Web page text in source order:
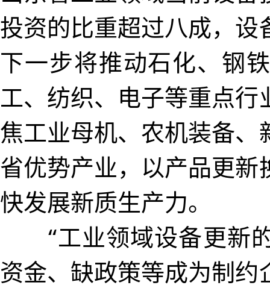
投资的比重超过八成，
下一步将推动石化、钢
工、纺织、电子等重点
焦工业母机、农机装备
省优势产业，以产品更
快发展新质生产力。
“工业领域设备更新
资金、缺政策等成为制